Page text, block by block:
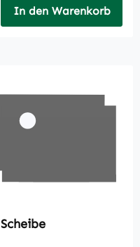
In den Warenkorb
Scheibe